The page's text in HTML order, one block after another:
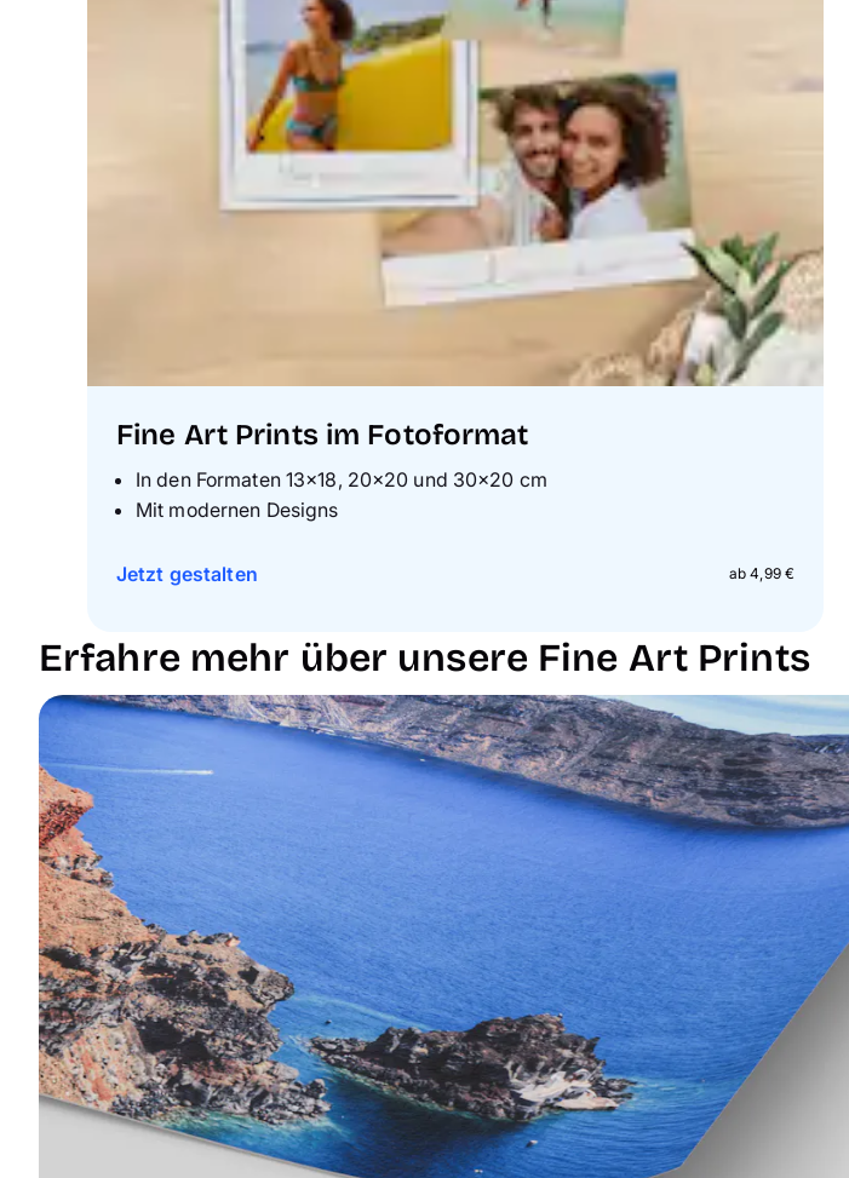
Fine Art Prints im Fotoformat
In den Formaten 13x18, 20x20 und 30x20 cm
Mit modernen Designs
ab 4,99 €
Jetzt gestalten
Erfahre mehr über unsere Fine Art Prints